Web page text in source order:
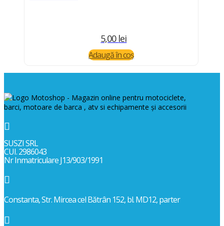
5,00 lei
Adaugă în coș

SUSZI SRL
CUI. 2986043
Nr Inmatriculare J13/903/1991

Constanta, Str. Mircea cel Bătrân 152, bl. MD12, parter
